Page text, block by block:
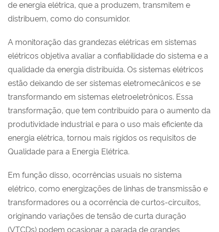
de energia elétrica, que a produzem, transmitem e
distribuem, como do consumidor.
A monitoração das grandezas elétricas em sistemas
elétricos objetiva avaliar a confiabilidade do sistema e a
qualidade da energia distribuída. Os sistemas elétricos
estão deixando de ser sistemas eletromecânicos e se
transformando em sistemas eletroeletrônicos. Essa
transformação, que tem contribuído para o aumento da
produtividade industrial e para o uso mais eficiente da
energia elétrica, tornou mais rígidos os requisitos de
Qualidade para a Energia Elétrica.
Em função disso, ocorrências usuais no sistema
elétrico, como energizações de linhas de transmissão e
transformadores ou a ocorrência de curtos-circuitos,
originando variações de tensão de curta duração
(VTCDs) podem ocasionar a parada de grandes